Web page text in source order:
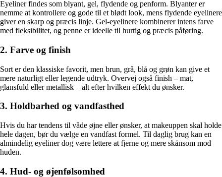
Eyeliner findes som blyant, gel, flydende og penform. Blyanter er
nemme at kontrollere og gode til et blødt look, mens flydende eyelinere
giver en skarp og præcis linje. Gel-eyelinere kombinerer intens farve
med fleksibilitet, og penne er ideelle til hurtig og præcis påføring.
2. Farve og finish
Sort er den klassiske favorit, men brun, grå, blå og grøn kan give et
mere naturligt eller legende udtryk. Overvej også finish – mat,
glansfuld eller metallisk – alt efter hvilken effekt du ønsker.
3. Holdbarhed og vandfasthed
Hvis du har tendens til våde øjne eller ønsker, at makeuppen skal holde
hele dagen, bør du vælge en vandfast formel. Til daglig brug kan en
almindelig eyeliner dog være lettere at fjerne og mere skånsom mod
huden.
4. Hud- og øjenfølsomhed